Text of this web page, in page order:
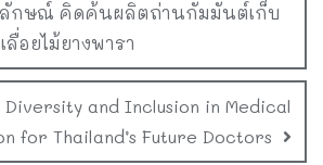
ลักษณ์ คิดค้นผลิตถ่านกัมมันต์เก็บ
ลื่อยไม้ยางพารา
Diversity and Inclusion in Medical
for Thailand’s Future Doctors